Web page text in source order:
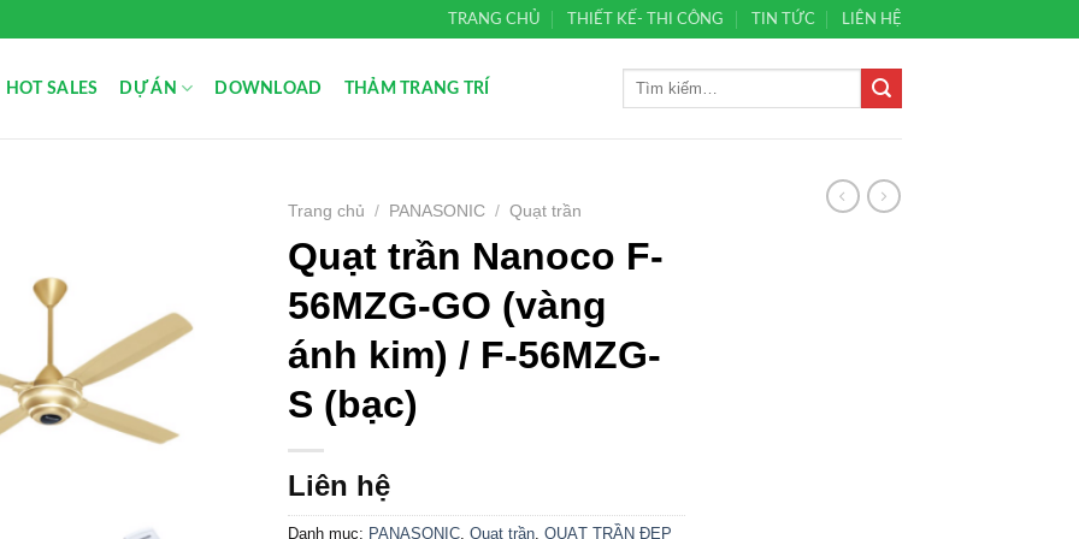
TRANG CHỦ THIẾT KẾ- THI CÔNG TIN TỨC LIÊN HỆ
HOT SALES DỰ ÁN DOWNLOAD THẢM TRANG TRÍ
Trang chủ / PANASONIC / Quạt trần
Quạt trần Nanoco F-
56MZG-GO (vàng
ánh kim) / F-56MZG-
S (bạc)
Liên hệ
Danh mục: PANASONIC Quạt trần QUẠT TRẦN ĐẸP